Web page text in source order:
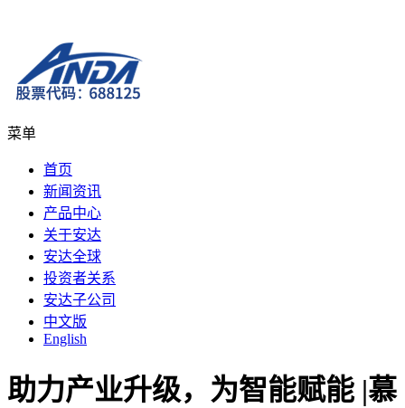
菜单
首页
新闻资讯
产品中心
关于安达
安达全球
投资者关系
安达子公司
中文版
English
助力产业升级，为智能赋能 |慕